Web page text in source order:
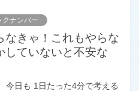
クナンバー
していないと不安な
日も 1日たった4分で考える